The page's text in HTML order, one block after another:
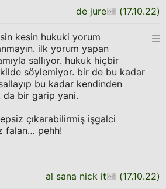
de jure (17.10.22)
kesin hukuki yorum
ilk yorum yapan
sallıyor. hukuk hiçbir
söylemiyor. bir de bu kadar
bu kadar kendinden
da bir garip yani.
çıkarabilirmiş işgalci
falan… pehh!
al sana nick it (17.10.22)